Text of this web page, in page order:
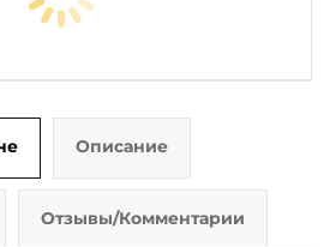
Описание
Отзывы/Комментарии